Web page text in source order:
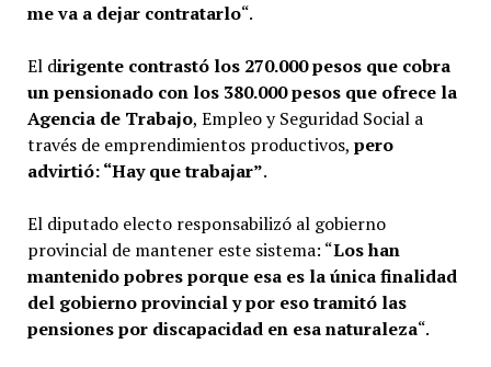
me va a dejar contratarlo“.
El dirigente contrastó los 270.000 pesos que cobra
un pensionado con los 380.000 pesos que ofrece la
Agencia de Trabajo, Empleo y Seguridad Social a
través de emprendimientos productivos, pero
advirtió: “Hay que trabajar”.
El diputado electo responsabilizó al gobierno
provincial de mantener este sistema: “Los han
mantenido pobres porque esa es la única finalidad
del gobierno provincial y por eso tramitó las
pensiones por discapacidad en esa naturaleza“.